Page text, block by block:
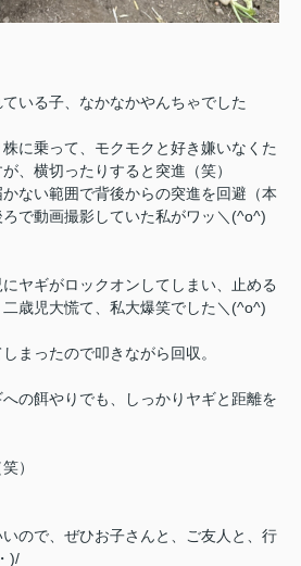
いる子、なかなかやんちゃでした
に乗って、モクモクと好き嫌いなくた
、横切ったりすると突進（笑）
ない範囲で背後からの突進を回避（本
で動画撮影していた私がワッ＼(^o^)
ヤギがロックオンしてしまい、止める
歳児大慌て、私大爆笑でした＼(^o^)
まったので叩きながら回収。
の餌やりでも、しっかりヤギと距離を
）
ので、ぜひお子さんと、ご友人と、行
)/